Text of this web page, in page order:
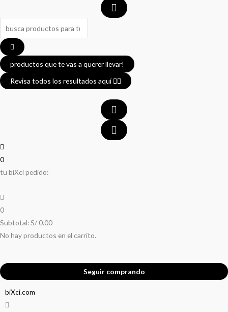
Search
...
productos que te vas a querer llevar!
Revisa todos los resultados aquí 👈🏼
0
tu biXci pedido:
0
Subtotal:S/ 0.00
No hay productos en el carrito.
Seguir comprando
biXci.com